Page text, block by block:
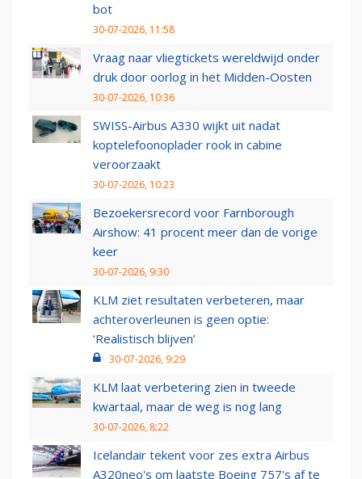
bot
30-07-2026, 11:58
Vraag naar vliegtickets wereldwijd onder
druk door oorlog in het Midden-Oosten
30-07-2026, 10:36
SWISS-Airbus A330 wijkt uit nadat
koptelefoonoplader rook in cabine
veroorzaakt
30-07-2026, 10:23
Bezoekersrecord voor Farnborough
Airshow: 41 procent meer dan de vorige
keer
30-07-2026, 9:30
KLM ziet resultaten verbeteren, maar
achteroverleunen is geen optie:
‘Realistisch blijven’
30-07-2026, 9:29
KLM laat verbetering zien in tweede
kwartaal, maar de weg is nog lang
30-07-2026, 8:22
Icelandair tekent voor zes extra Airbus
A320neo's om laatste Boeing 757's af te